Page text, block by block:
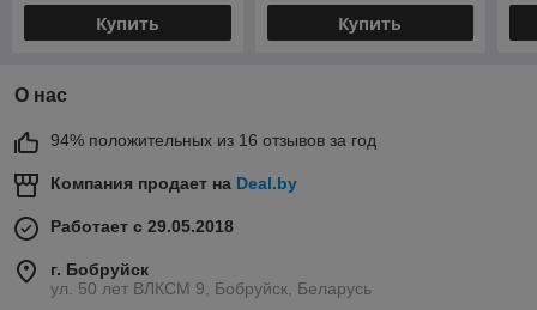
Купить Купить
О нас
94% положительных из 16 отзывов за год
Компания продает на Deal.by
Работает с 29.05.2018
г. Бобруйск
ул. 50 лет ВЛКСМ 9, Бобруйск, Беларусь